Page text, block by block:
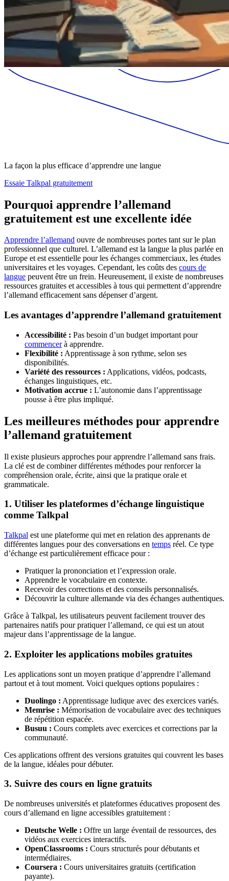
La façon la plus efficace d’apprendre une langue
Essaie Talkpal gratuitement
Pourquoi apprendre l’allemand
gratuitement est une excellente idée
Apprendre l’allemand ouvre de nombreuses portes tant sur le plan
professionnel que culturel. L’allemand est la langue la plus parlée en
Europe et est essentielle pour les échanges commerciaux, les études
universitaires et les voyages. Cependant, les coûts des cours de
langue peuvent être un frein. Heureusement, il existe de nombreuses
ressources gratuites et accessibles à tous qui permettent d’apprendre
l’allemand efficacement sans dépenser d’argent.
Les avantages d’apprendre l’allemand gratuitement
Accessibilité : Pas besoin d’un budget important pour
commencerà apprendre.
Flexibilité : Apprentissage à son rythme, selon ses
disponibilités.
Variété des ressources : Applications, vidéos, podcasts,
échanges linguistiques, etc.
Motivation accrue : L’autonomie dans l’apprentissage
pousse à être plus impliqué.
Les meilleures méthodes pour apprendre
l’allemand gratuitement
Il existe plusieurs approches pour apprendre l’allemand sans frais.
La clé est de combiner différentes méthodes pour renforcer la
compréhension orale, écrite, ainsi que la pratique orale et
grammaticale.
1. Utiliser les plateformes d’échange linguistique
comme Talkpal
Talkpal est une plateforme qui met en relation des apprenants de
différentes langues pour des conversations en temps réel. Ce type
d’échange est particulièrement efficace pour :
Pratiquer la prononciation et l’expression orale.
Apprendre le vocabulaire en contexte.
Recevoir des corrections et des conseils personnalisés.
Découvrir la culture allemande via des échanges authentiques.
Grâce à Talkpal, les utilisateurs peuvent facilement trouver des
partenaires natifs pour pratiquer l’allemand, ce qui est un atout
majeur dans l’apprentissage de la langue.
2. Exploiter les applications mobiles gratuites
Les applications sont un moyen pratique d’apprendre l’allemand
partout et à tout moment. Voici quelques options populaires :
Duolingo : Apprentissage ludique avec des exercices variés.
Memrise : Mémorisation de vocabulaire avec des techniques
de répétition espacée.
Busuu : Cours complets avec exercices et corrections par la
communauté.
Ces applications offrent des versions gratuites qui couvrent les bases
de la langue, idéales pour débuter.
3. Suivre des cours en ligne gratuits
De nombreuses universités et plateformes éducatives proposent des
cours d’allemand en ligne accessibles gratuitement :
Deutsche Welle : Offre un large éventail de ressources, des
vidéos aux exercices interactifs.
OpenClassrooms : Cours structurés pour débutants et
intermédiaires.
Coursera : Cours universitaires gratuits (certification
payante).